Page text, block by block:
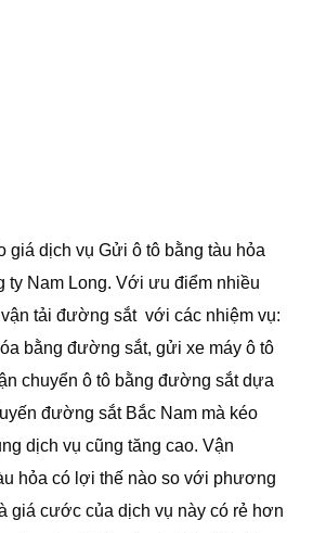
giá dịch vụ Gửi ô tô bằng tàu hỏa
ty Nam Long. Với ưu điểm nhiều
tải đường sắt với các nhiệm vụ:
bằng đường sắt, gửi xe máy ô tô
chuyển ô tô bằng đường sắt dựa
đường sắt Bắc Nam mà kéo
dịch vụ cũng tăng cao. Vận
hỏa có lợi thế nào so với phương
giá cước của dịch vụ này có rẻ hơn